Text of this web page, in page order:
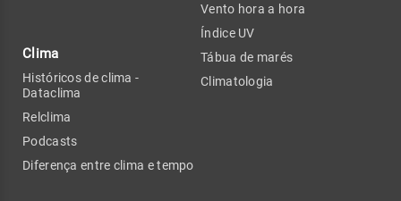
Clima
Históricos de clima -
Dataclima
Relclima
Podcasts
Diferença entre clima e tempo
Vento hora a hora
Índice UV
Tábua de marés
Climatologia